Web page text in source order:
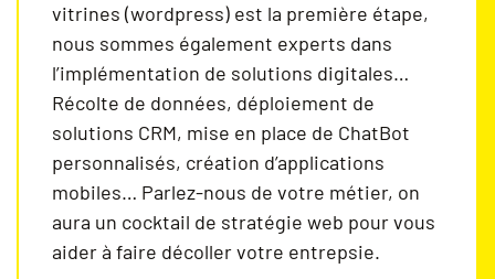
vitrines (wordpress) est la première étape,
nous sommes également experts dans
l’implémentation de solutions digitales…
Récolte de données, déploiement de
solutions CRM, mise en place de ChatBot
personnalisés, création d’applications
mobiles… Parlez-nous de votre métier, on
aura un cocktail de stratégie web pour vous
aider à faire décoller votre entrepsie.